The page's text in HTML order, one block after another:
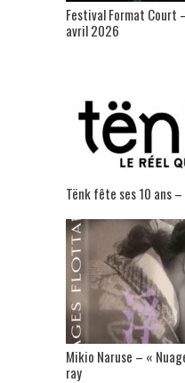
Festival Format Court
avril 2026
Tënk fête ses 10 ans
Mikio Naruse – «
ray